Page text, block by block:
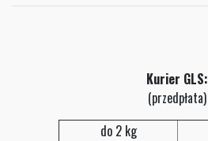
Kurier GLS:
(przedpłata)
do 2 kg